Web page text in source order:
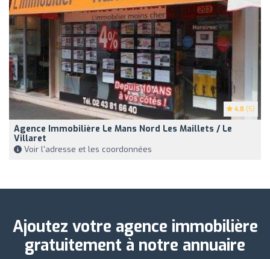
4.8 (5)
Agence Immobilière Le Mans Nord Les Maillets / Le
Villaret
Voir l'adresse et les coordonnées
Ajoutez votre agence immobilière
gratuitement à notre annuaire